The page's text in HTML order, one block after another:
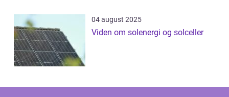
04 august 2025
Viden om solenergi og solceller